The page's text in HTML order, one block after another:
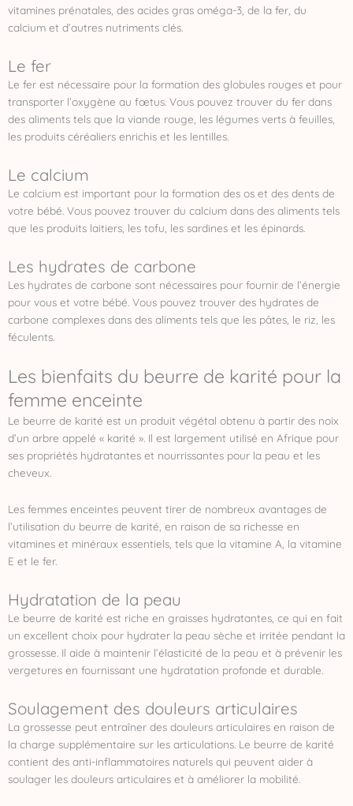
vitamines prénatales, des acides gras oméga-3, de la fer, du
calcium et d’autres nutriments clés.
Le fer
Le fer est nécessaire pour la formation des globules rouges et pour
transporter l’oxygène au fœtus. Vous pouvez trouver du fer dans
des aliments tels que la viande rouge, les légumes verts à feuilles,
les produits céréaliers enrichis et les lentilles.
Le calcium
Le calcium est important pour la formation des os et des dents de
votre bébé. Vous pouvez trouver du calcium dans des aliments tels
que les produits laitiers, les tofu, les sardines et les épinards.
Les hydrates de carbone
Les hydrates de carbone sont nécessaires pour fournir de l’énergie
pour vous et votre bébé. Vous pouvez trouver des hydrates de
carbone complexes dans des aliments tels que les pâtes, le riz, les
féculents.
Les bienfaits du beurre de karité pour la
femme enceinte
Le beurre de karité est un produit végétal obtenu à partir des noix
d’un arbre appelé « karité ». Il est largement utilisé en Afrique pour
ses propriétés hydratantes et nourrissantes pour la peau et les
cheveux.
Les femmes enceintes peuvent tirer de nombreux avantages de
l’utilisation du beurre de karité, en raison de sa richesse en
vitamines et minéraux essentiels, tels que la vitamine A, la vitamine
E et le fer.
Hydratation de la peau
Le beurre de karité est riche en graisses hydratantes, ce qui en fait
un excellent choix pour hydrater la peau sèche et irritée pendant la
grossesse. Il aide à maintenir l’élasticité de la peau et à prévenir les
vergetures en fournissant une hydratation profonde et durable.
Soulagement des douleurs articulaires
La grossesse peut entraîner des douleurs articulaires en raison de
la charge supplémentaire sur les articulations. Le beurre de karité
contient des anti-inflammatoires naturels qui peuvent aider à
soulager les douleurs articulaires et à améliorer la mobilité.